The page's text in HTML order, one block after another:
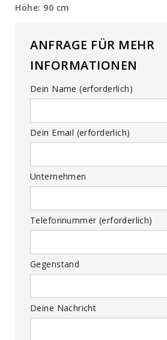
Höhe: 90 cm
ANFRAGE FÜR MEHR
INFORMATIONEN
Dein Name (erforderlich)
Dein Email (erforderlich)
Unternehmen
Telefonnummer (erforderlich)
Gegenstand
Deine Nachricht